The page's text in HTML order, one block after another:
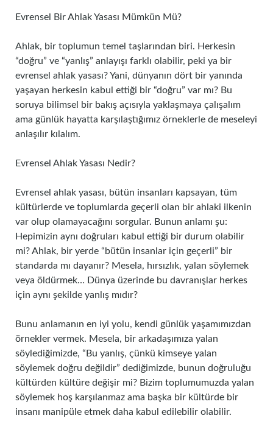
Evrensel Bir Ahlak Yasası Mümkün Mü?
Ahlak, bir toplumun temel taşlarından biri. Herkesin
“doğru” ve “yanlış” anlayışı farklı olabilir, peki ya bir
evrensel ahlak yasası? Yani, dünyanın dört bir yanında
yaşayan herkesin kabul ettiği bir “doğru” var mı? Bu
soruya bilimsel bir bakış açısıyla yaklaşmaya çalışalım
ama günlük hayatta karşılaştığımız örneklerle de meseleyi
anlaşılır kılalım.
Evrensel Ahlak Yasası Nedir?
Evrensel ahlak yasası, bütün insanları kapsayan, tüm
kültürlerde ve toplumlarda geçerli olan bir ahlaki ilkenin
var olup olamayacağını sorgular. Bunun anlamı şu:
Hepimizin aynı doğruları kabul ettiği bir durum olabilir
mi? Ahlak, bir yerde “bütün insanlar için geçerli” bir
standarda mı dayanır? Mesela, hırsızlık, yalan söylemek
veya öldürmek… Dünya üzerinde bu davranışlar herkes
için aynı şekilde yanlış mıdır?
Bunu anlamanın en iyi yolu, kendi günlük yaşamımızdan
örnekler vermek. Mesela, bir arkadaşımıza yalan
söylediğimizde, “Bu yanlış, çünkü kimseye yalan
söylemek doğru değildir” dediğimizde, bunun doğruluğu
kültürden kültüre değişir mi? Bizim toplumumuzda yalan
söylemek hoş karşılanmaz ama başka bir kültürde bir
insanı manipüle etmek daha kabul edilebilir olabilir.